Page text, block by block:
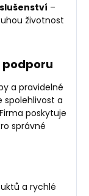
–
životnost
podporu
a pravidelné
a
poskytuje
správné
a rychlé